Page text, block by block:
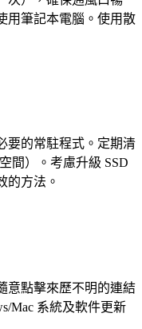
用筆記本電腦。使用散
要的常駐程式。定期清
間）。考慮升級 SSD
的方法。
意點擊來歷不明的連結
Mac 系統及軟件更新